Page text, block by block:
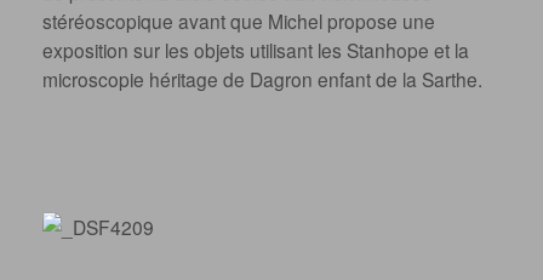
stéréoscopique avant que Michel propose une
exposition sur les objets utilisant les Stanhope et la
microscopie héritage de Dagron enfant de la Sarthe.